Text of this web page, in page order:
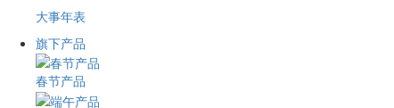
大事年表
旗下产品
春节产品